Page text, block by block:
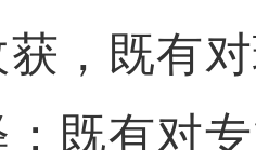
，既有
既有对